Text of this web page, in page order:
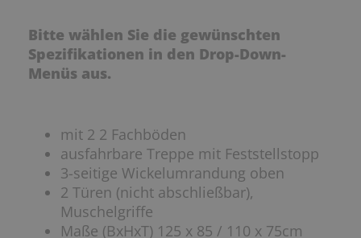
Bitte wählen Sie die gewünschten
Spezifikationen in den Drop-Down-
Menüs aus.
mit 2 2 Fachböden
ausfahrbare Treppe mit Feststellstopp
3-seitige Wickelumrandung oben
2 Türen (nicht abschließbar),
Muschelgriffe
Maße (BxHxT) 125 x 85 / 110 x 75cm